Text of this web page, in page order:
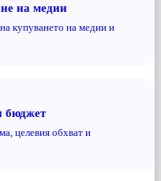
на медии
купуването на медии и
бюджет
целевия обхват и